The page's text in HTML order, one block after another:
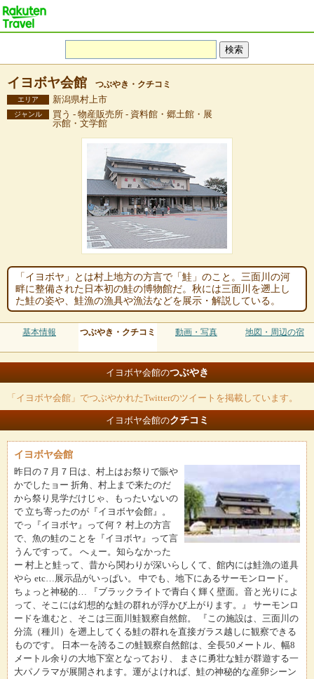
イヨボヤ会館 つぶやき・クチコミ
エリア 新潟県村上市
ジャンル
買う - 物産販売所 - 資料館・郷土館・展
示館・文学館
「イヨボヤ」とは村上地方の方言で「鮭」のこと。三面川の河
畔に整備された日本初の鮭の博物館だ。秋には三面川を遡上し
た鮭の姿や、鮭漁の漁具や漁法などを展示・解説している。
基本情報 つぶやき・クチコミ 動画・写真 地図・周辺の宿
イヨボヤ会館のつぶやき
「イヨボヤ会館」でつぶやかれたTwitterのツイートを掲載しています。
イヨボヤ会館のクチコミ
イヨボヤ会館
昨日の７月７日は、村上はお祭りで賑や
かでしたョー 折角、村上まで来たのだ
から祭り見学だけじゃ、もったいないの
で 立ち寄ったのが『イヨボヤ会館』。
でっ『イヨボヤ』って何？ 村上の方言
で、魚の鮭のことを『イヨボヤ』って言
うんですって。 へぇー。知らなかった
ー 村上と鮭って、昔から関わりが深いらしくて、館内には鮭漁の道具
やら etc…展示品がいっぱい。 中でも、地下にあるサーモンロード。
ちょっと神秘的… 『ブラックライトで青白く輝く壁面。音と光りによ
って、そこには幻想的な鮭の群れが浮かび上がります。』 サーモンロ
ードを進むと、そこは三面川鮭観察自然館。 『この施設は、三面川の
分流（種川）を遡上してくる鮭の群れを直接ガラス越しに観察できる
ものです。 日本一を誇るこの鮭観察自然館は、全長50メートル、幅8
メートル余りの大地下室となっており、 まさに勇壮な鮭が群遊する一
大パノラマが展開されます。運がよければ、鮭の神秘的な産卵シーン